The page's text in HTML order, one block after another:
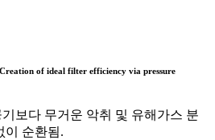
Creation of ideal filter efficiency via pressure
보다 무거운 악취 및 유해가스 분
이 순환됨.